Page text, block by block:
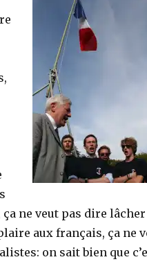
ne veut pas dire
aux français, ça ne
on sait bien que